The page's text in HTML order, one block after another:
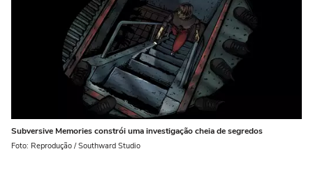
Subversive Memories constrói uma investigação cheia de segredos
Foto: Reprodução / Southward Studio